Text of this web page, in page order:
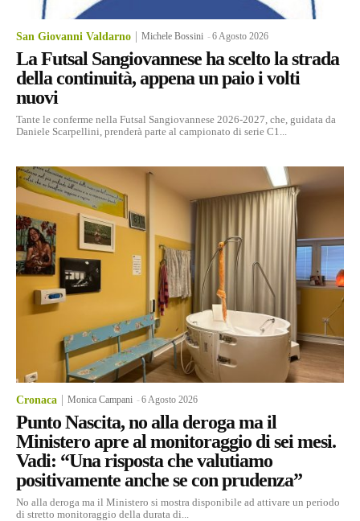
San Giovanni Valdarno Michele Bossini -6 Agosto 2026
La Futsal Sangiovannese ha scelto la strada
della continuità, appena un paio i volti
nuovi
Tante le conferme nella Futsal Sangiovannese 2026-2027, che, guidata da
Daniele Scarpellini, prenderà parte al campionato di serie C1...
Cronaca Monica Campani -6 Agosto 2026
Punto Nascita, no alla deroga ma il
Ministero apre al monitoraggio di sei mesi.
Vadi: “Una risposta che valutiamo
positivamente anche se con prudenza”
No alla deroga ma il Ministero si mostra disponibile ad attivare un periodo
di stretto monitoraggio della durata di...